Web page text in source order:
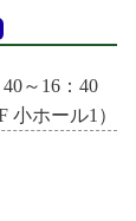
40～16：40
小ホール1）